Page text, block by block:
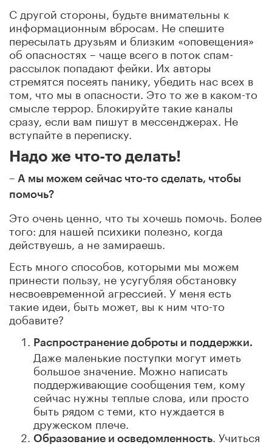
С другой стороны, будьте внимательны к
информационным вбросам. Не спешите
пересылать друзьям и близким «оповещения»
об опасностях – чаще всего в поток спам-
рассылок попадают фейки. Их авторы
стремятся посеять панику, убедить нас всех в
том, что мы в опасности. Это то же в каком-то
смысле террор. Блокируйте такие каналы
сразу, если вам пишут в мессенджерах. Не
вступайте в переписку.
Надо же что-то делать!
– А мы можем сейчас что-то сделать, чтобы
помочь?
Это очень ценно, что ты хочешь помочь. Более
того: для нашей психики полезно, когда
действуешь, а не замираешь.
Есть много способов, которыми мы можем
принести пользу, не усугубляя обстановку
несвоевременной агрессией. У меня есть
такие идеи, быть может, вы к ним что-то
добавите?
Распространение доброты и поддержки.
Даже маленькие поступки могут иметь
большое значение. Можно написать
поддерживающие сообщения тем, кому
сейчас нужны теплые слова, или просто
быть рядом с теми, кто нуждается в
дружеском плече.
Образование и осведомленность . Учиться